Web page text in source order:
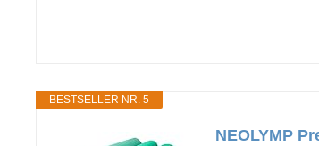
BESTSELLER NR. 5
NEOLYMP